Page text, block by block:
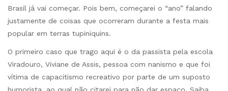
Brasil já vai começar. Pois bem, começarei o “ano” falando
justamente de coisas que ocorreram durante a festa mais
popular em terras tupiniquins.
O primeiro caso que trago aqui é o da passista pela escola
Viradouro, Viviane de Assis, pessoa com nanismo e que foi
vítima de capacitismo recreativo por parte de um suposto
humorista, ao qual não citarei para não dar espaço. Saiba